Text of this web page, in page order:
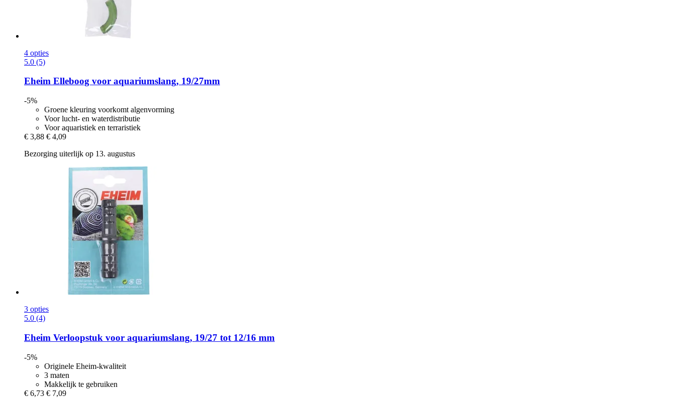
4 opties
5.0 (5)
Eheim Elleboog voor aquariumslang, 19/27mm
-5%
Groene kleuring voorkomt algenvorming
Voor lucht- en waterdistributie
Voor aquaristiek en terraristiek
€ 3,88 € 4,09
Bezorging uiterlijk op 13. augustus
3 opties
5.0 (4)
Eheim Verloopstuk voor aquariumslang, 19/27 tot 12/16 mm
-5%
Originele Eheim-kwaliteit
3 maten
Makkelijk te gebruiken
€ 6,73 € 7,09